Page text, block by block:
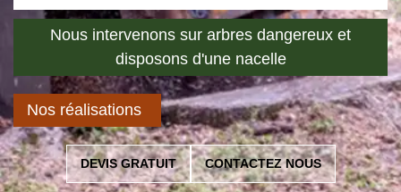
Nous intervenons sur arbres dangereux et
disposons d'une nacelle
Nos réalisations
DEVIS GRATUIT CONTACTEZ NOUS